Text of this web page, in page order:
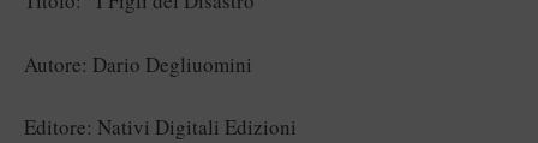
Autore: Dario Degliuomini
Editore: Nativi Digitali Edizioni